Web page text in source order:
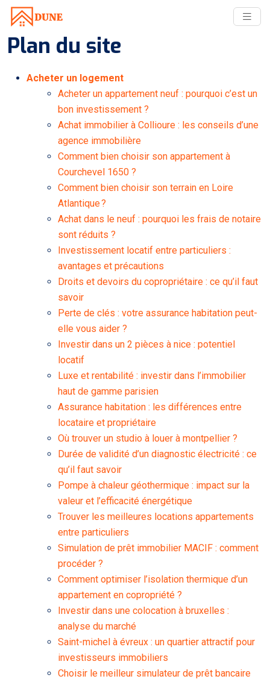
Plan du site
Acheter un logement
Acheter un appartement neuf : pourquoi c’est un
bon investissement ?
Achat immobilier à Collioure : les conseils d’une
agence immobilière
Comment bien choisir son appartement à
Courchevel 1650 ?
Comment bien choisir son terrain en Loire
Atlantique ?
Achat dans le neuf : pourquoi les frais de notaire
sont réduits ?
Investissement locatif entre particuliers :
avantages et précautions
Droits et devoirs du copropriétaire : ce qu’il faut
savoir
Perte de clés : votre assurance habitation peut-
elle vous aider ?
Investir dans un 2 pièces à nice : potentiel
locatif
Luxe et rentabilité : investir dans l’immobilier
haut de gamme parisien
Assurance habitation : les différences entre
locataire et propriétaire
Où trouver un studio à louer à montpellier ?
Durée de validité d’un diagnostic électricité : ce
qu’il faut savoir
Pompe à chaleur géothermique : impact sur la
valeur et l’efficacité énergétique
Trouver les meilleures locations appartements
entre particuliers
Simulation de prêt immobilier MACIF : comment
procéder ?
Comment optimiser l’isolation thermique d’un
appartement en copropriété ?
Investir dans une colocation à bruxelles :
analyse du marché
Saint-michel à évreux : un quartier attractif pour
investisseurs immobiliers
Choisir le meilleur simulateur de prêt bancaire